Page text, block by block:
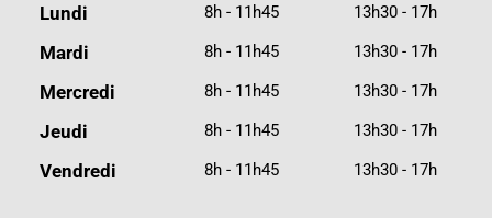
Lundi
8h - 11h45 13h30 - 17h
Mardi 8h - 11h45 13h30 - 17h
Mercredi 8h - 11h45 13h30 - 17h
Jeudi 8h - 11h45 13h30 - 17h
Vendredi 8h - 11h45 13h30 - 17h